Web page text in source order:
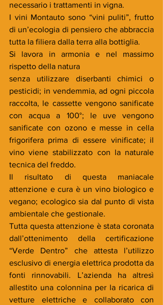
necessario i trattamenti in vigna.
I vini Montauto sono “vini puliti”, frutto
di un’ecologia di pensiero che abbraccia
tutta la filiera dalla terra alla bottiglia.
Si lavora in armonia e nel massimo
rispetto della natura
senza utilizzare diserbanti chimici o
pesticidi; in vendemmia, ad ogni piccola
raccolta, le cassette vengono sanificate
con acqua a 100°; le uve vengono
sanificate con ozono e messe in cella
frigorifera prima di essere vinificate; il
vino viene stabilizzato con la naturale
tecnica del freddo.
Il risultato di questa maniacale
attenzione e cura è un vino biologico e
vegano; ecologico sia dal punto di vista
ambientale che gestionale.
Tutta questa attenzione è stata coronata
dall’ottenimento della certificazione
“Verde Dentro” che attesta l’utilizzo
esclusivo di energia elettrica prodotta da
fonti rinnovabili. L’azienda ha altresì
allestito una colonnina per la ricarica di
vetture elettriche e collaborato con